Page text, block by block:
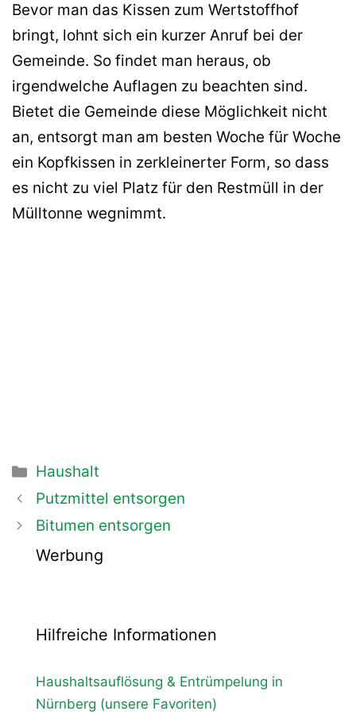
Bevor man das Kissen zum Wertstoffhof
bringt, lohnt sich ein kurzer Anruf bei der
Gemeinde. So findet man heraus, ob
irgendwelche Auflagen zu beachten sind.
Bietet die Gemeinde diese Möglichkeit nicht
an, entsorgt man am besten Woche für Woche
ein Kopfkissen in zerkleinerter Form, so dass
es nicht zu viel Platz für den Restmüll in der
Mülltonne wegnimmt.
Kategorien
Haushalt
Beitrags-
Navigation
Putzmittel entsorgen
Bitumen entsorgen
Werbung
Hilfreiche Informationen
Haushaltsauflösung & Entrümpelung in
Nürnberg (unsere Favoriten)